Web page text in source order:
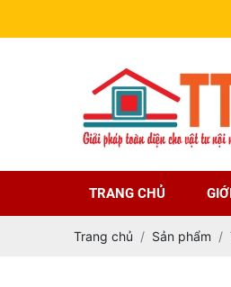
TRANG CHỦ
Trang chủ Sản phẩm